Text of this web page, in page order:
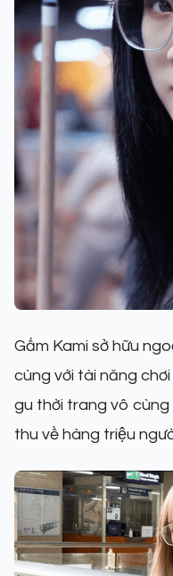
Gấm Kami sở hữu
cùng với tài năng
gu thời trang vô
thu về hàng triệu